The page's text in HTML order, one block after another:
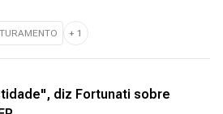
+ 1
diz Fortunati sobre